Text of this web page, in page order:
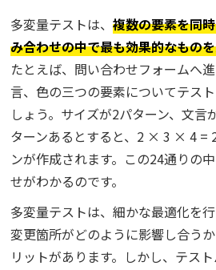
多変量テストは、複数の要素を同
み合わせの中で最も効果的なもの
たとえば、問い合わせフォームへ
言、色の三つの要素についてテス
しょう。サイズが2パターン、文言
ターンあるとすると、2 × 3 × 4 =
ンが作成されます。この24通りの
せがわかるのです。
多変量テストは、細かな最適化を
変更箇所がどのように影響し合う
リットがあります。しかし、テス